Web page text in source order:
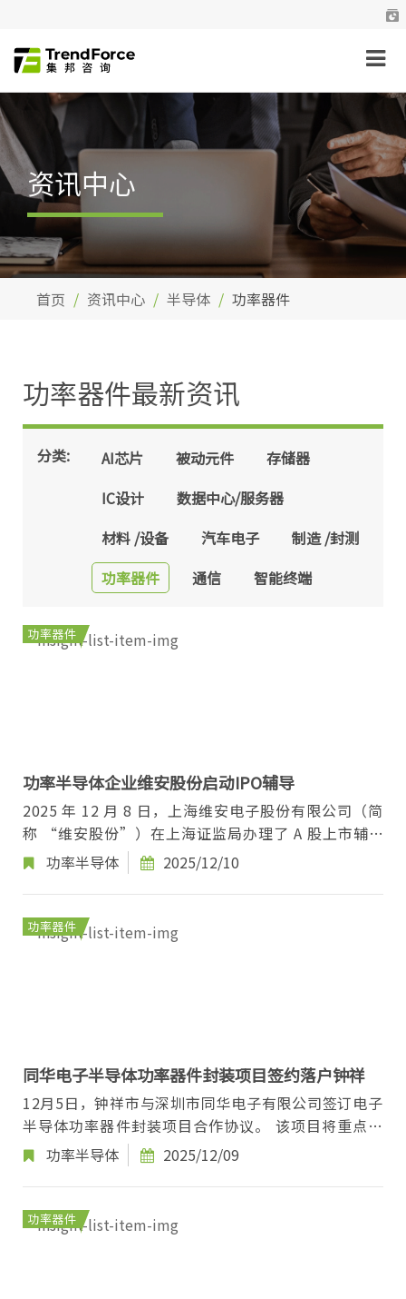
资讯中心
首页 资讯中心 半导体 功率器件
功率器件最新资讯
分类: AI芯片 被动元件
存储器
IC设计
数据中心/服务器
材料 /设备
汽车电子
制造 /封测
功率器件
通信 智能终端
功率器件
功率半导体企业维安股份启动IPO辅导
2025 年 12 月 8 日，上海维安电子股份有限公司（简
称 “维安股份”）在上海证监局办理了 A 股上市辅导
备案登记，正式启动新一轮 IPO 进程，此次辅导机...
功率半导体 2025/12/10
功率器件
同华电子半导体功率器件封装项目签约落户钟祥
12月5日，钟祥市与深圳市同华电子有限公司签订电子
半导体功率器件封装项目合作协议。 该项目将重点建
设 10 条 SMD（表面贴装器件）半导体功率器件...
功率半导体 2025/12/09
功率器件